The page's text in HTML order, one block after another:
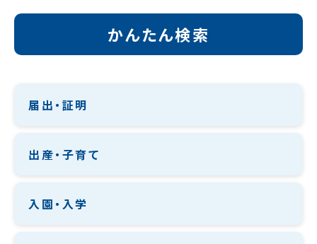
かんたん検索
届出・証明
出産・子育て
入園・入学